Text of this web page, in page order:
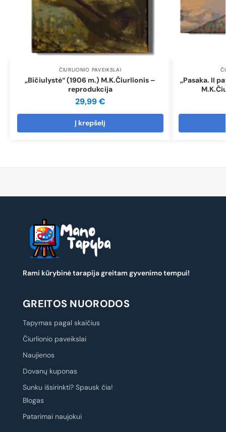
ČIURLIONIO PAVEIKSLAI
„Bičiulystė“ (1906 m.) M.K.Čiurlionis –
reprodukcija
29,99€
Į krepšelį
„Pasaka. II
Rami kūrybinė tarapija greitam gyvenimo tempui!
GREITOS NUORODOS
Tapymas pagal skaičius
Čiurlionio paveikslai
Naujienos
Dovanų kuponas
Sunku išsirinkti? Spausk čia!
Blogas
Patarimai naujokui